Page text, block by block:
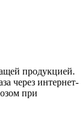
продукцией.
через интернет-
при